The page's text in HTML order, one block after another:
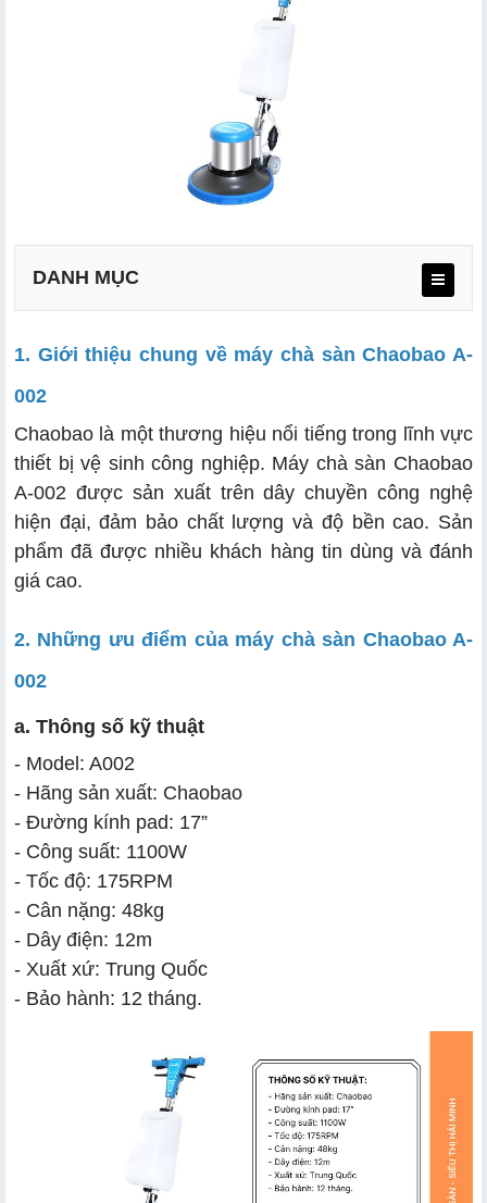
DANH MỤC
b. Phụ kiện gồm
c. Các chức năng của máy
d. Thiết kế thông minh, bền bỉ
a. Trước khi lau sàn nhà
1. Giới thiệu chung về máy chà sàn Chaobao A-
002
Chaobao là một thương hiệu nổi tiếng trong lĩnh vực
thiết bị vệ sinh công nghiệp. Máy chà sàn Chaobao
A-002 được sản xuất trên dây chuyền công nghệ
hiện đại, đảm bảo chất lượng và độ bền cao. Sản
phẩm đã được nhiều khách hàng tin dùng và đánh
giá cao.
2. Những ưu điểm của máy chà sàn Chaobao A-
002
a. Thông số kỹ thuật
- Model: A002
- Hãng sản xuất: Chaobao
- Đường kính pad: 17”
- Công suất: 1100W
- Tốc độ: 175RPM
- Cân nặng: 48kg
- Dây điện: 12m
- Xuất xứ: Trung Quốc
- Bảo hành: 12 tháng.